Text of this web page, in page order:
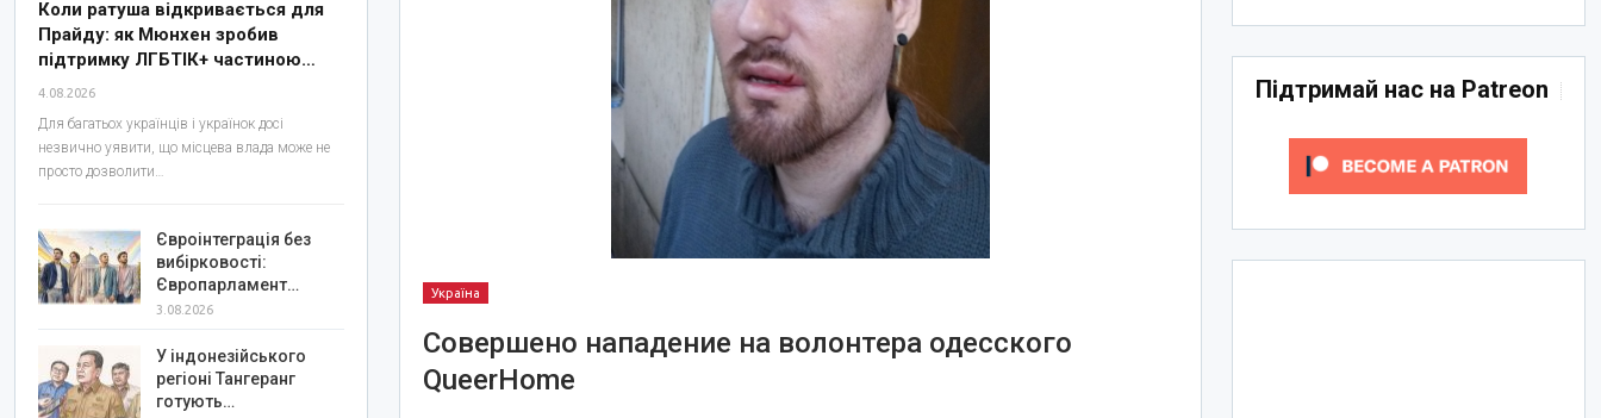
Україна
Совершено нападение на волонтера одесского
QueerHome
Підтримай нас на Patreon
Коли ратуша відкривається для
Прайду: як Мюнхен зробив
підтримку ЛГБТІК+ частиною…
4.08.2026
Для багатьох українців і українок досі
незвично уявити, що місцева влада може не
просто дозволити…
Євроінтеграція без
вибірковості:
Європарламент…
3.08.2026
У індонезійського
регіоні Тангеранг
готують…